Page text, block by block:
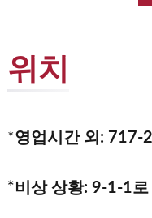
위치
*영업시간 외: 717-
*비상 상황: 9-1-1